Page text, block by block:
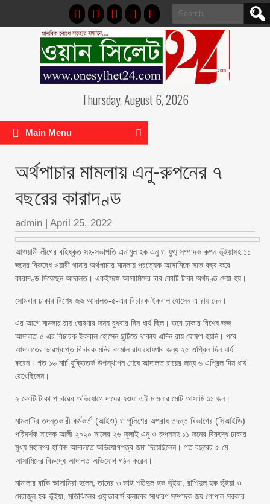
Search
for:
Thursday, August 6, 2026
Main Menu
অর্থপাচার মামলায় এনু-রুপনের ৭
বছরের কারাদণ্ড
admin | April 25, 2022
আওয়ামী লীগের বহিষ্কৃত সহ-সভাপতি এনামুল হক এনু ও যুগ্ম সম্পাদক রুপন ভূঁইয়াসহ ১১
জনের বিরুদ্ধে ওয়ারী থানার অর্থপাচার মামলায় প্রত্যেক আসামিকে সাত বছর করে
কারাদণ্ড দিয়েছেন আদালত। একইসঙ্গে আসামিদের চার কোটি টাকা অর্থদণ্ড দেয়া হয়।
সোমবার ঢাকার বিশেষ জজ আদালত-৫-এর বিচারক ইকবাল হোসেন এ রায় দেন।
এর আগে মামলার রায় ঘোষণার জন্য বুধবার দিন ধার্য ছিল। তবে ঢাকার বিশেষ জজ
আদালত-৫ এর বিচারক ইকবাল হোসেন ছুটিতে থাকায় এদিন রায় ঘোষণা হয়নি। পরে
আদালতের ভারপ্রাপ্ত বিচারক মনির কামাল রায় ঘোষণার জন্য ২৫ এপ্রিল দিন ধার্য
করেন। গত ১৬ মার্চ যুক্তিতর্ক উপস্থাপন শেষে আদালত রায়ের জন্য ৬ এপ্রিল দিন ধার্য
রেখেছিলেন।
২ কোটি টাকা পাচারের অভিযোগে দায়ের হওয়া এই মামলার মোট আসামি ১১ জন।
মামলাটির তদন্তকারী কর্মকর্তা (আইও) ও পুলিশের অপরাধ তদন্ত বিভাগের (সিআইডি)
পরিদর্শক সাদেক আলী ২০২০ সালের ২৬ জুলাই এনু ও রুপনসহ ১১ জনের বিরুদ্ধে ঢাকার
মুখ্য মহানগর হাকিম আদালতে অভিযোগপত্র জমা দিয়েছিলেন। গত বছরের ৫ মে
আসামিদের বিরুদ্ধে আদালত অভিযোগ গঠন করেন।
মামালার বাকি আসামিরা হলেন, তাদের ৩ ভাই শহীদুল হক ভূঁইয়া, রাশিদুল হক ভূঁইয়া ও
মেরাজুল হক ভূঁইয়া, মতিঝিলের ওয়ান্ডারার্স ক্লাবের সাধারণ সম্পাদক জয় গোপাল সরকার